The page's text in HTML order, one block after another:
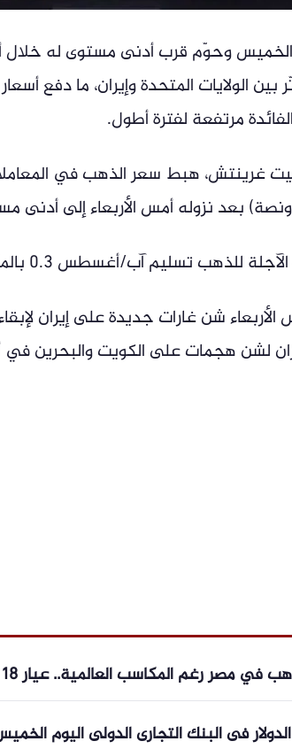
وحوّم قرب أدنى مستوى له خلال
بين الولايات المتحدة وإيران، ما دفع
مرتفعة لفترة أطول.
تسليم آب/أغسطس 0.3 بالمئة عند 4069.80 دولاراً.
شن غارات جديدة على إيران
لشن هجمات على الكويت والبحرين
رغم المكاسب العالمية.. عيار 18 يسجل 5117 جنيها